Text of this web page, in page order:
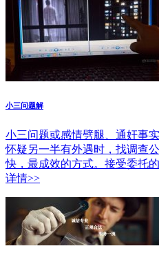
小三问题解
小三问题或感情劈腿、通奸事
怀疑另一半有外遇时，找调查
快，最成效的方式。接受委托
详情>>